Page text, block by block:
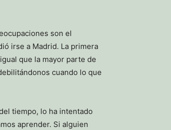
son el
irse a Madrid. La primera
que la mayor parte de
cuando lo que
tiempo, lo ha intentado
aprender. Si alguien